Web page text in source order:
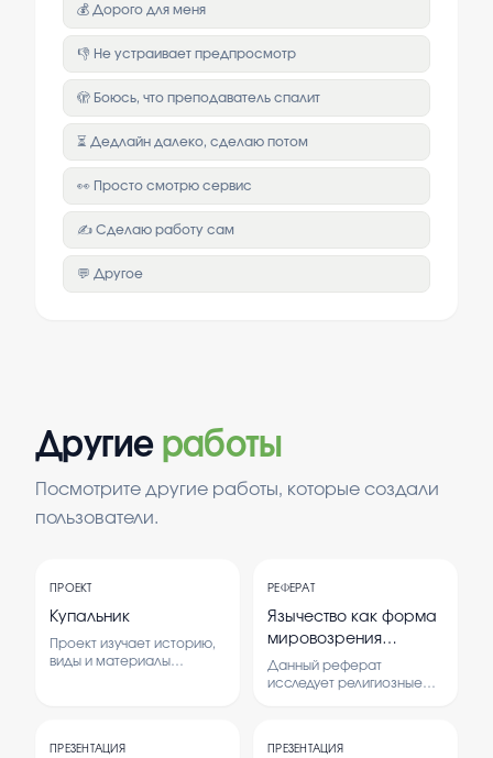
💰 Дорого для меня
👎 Не устраивает предпросмотр
🫣 Боюсь, что преподаватель спалит
⏳ Дедлайн далеко, сделаю потом
👀 Просто смотрю сервис
✍️ Сделаю работу сам
💬 Другое
Другие работы
Посмотрите другие работы, которые создали
пользователи.
ПРОЕКТ
Купальник
Проект изучает историю,
виды и материалы
современные тенденции
РЕФЕРАТ
Язычество как форма
мировозрения
Восточных славян
Данный реферат
исследует религиозные
как важную часть
ПРЕЗЕНТАЦИЯ ПРЕЗЕНТАЦИЯ